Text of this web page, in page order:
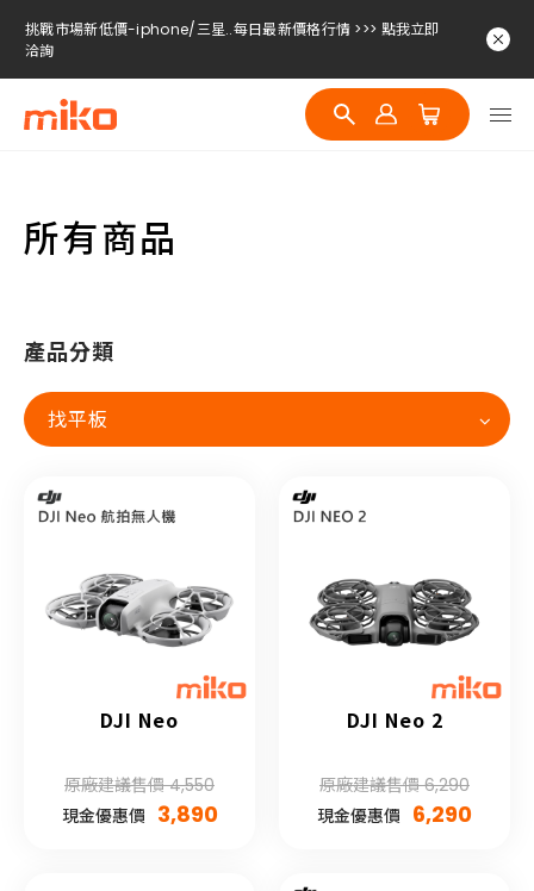
挑戰市場新低價-iphone/三星..每日最新價格行情 >>> 點我立即
洽詢
挑戰市場新低價-iphone/三星..每日最新價格行情 >>> 點我立即
洽詢
挑戰市場新低價-iphone/三星..每日最新價格行情 >>> 點我立即
所有商品
產品分類
找平板
DJI Neo
原廠建議售價 4,550
現金優惠價 3,890
DJI Neo 2
原廠建議售價 6,290
現金優惠價 6,290